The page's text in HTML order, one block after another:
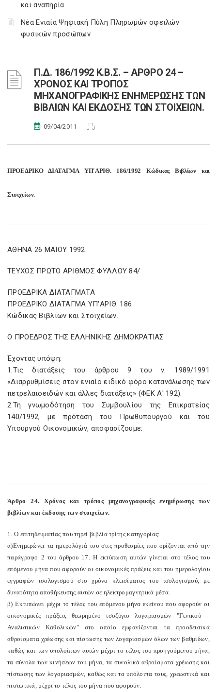
και αναπηρία
Νέα Ενιαία Ψηφιακή Πύλη Πληρωμών οφειλών
φυσικών προσώπων
Π.Δ. 186/1992 Κ.Β.Σ. – ΑΡΘΡΟ 24 –
ΧΡΟΝΟΣ ΚΑΙ ΤΡΟΠΟΣ
ΜΗΧΑΝΟΓΡΑΦΙΚΗΣ ΕΝΗΜΕΡΩΣΗΣ ΤΩΝ
ΒΙΒΛΙΩΝ ΚΑΙ ΕΚΔΟΣΗΣ ΤΩΝ ΣΤΟΙΧΕΙΩΝ.
09/04/2011
ΠΡΟΕΔΡΙΚΟ ΔΙΑΤΑΓΜΑ ΥΠ'ΑΡΙΘ. 186/1992 Κώδικας Βιβλίων και
Στοιχείων.
ΑΘΗΝΑ 26 ΜΑΪΟΥ 1992
ΤΕΥΧΟΣ ΠΡΩΤΟ ΑΡΙΘΜΟΣ ΦΥΛΛΟΥ 84/
ΠΡΟΕΔΡΙΚΑ ΔΙΑΤΑΓΜΑΤΑ
ΠΡΟΕΔΡΙΚΟ ΔΙΑΤΑΓΜΑ ΥΠ'ΑΡΙΘ. 186
Κώδικας Βιβλίων και Στοιχείων.
Ο ΠΡΟΕΔΡΟΣ ΤΗΣ ΕΛΛΗΝΙΚΗΣ ΔΗΜΟΚΡΑΤΙΑΣ
Έχοντας υπόψη:
1.Τις διατάξεις του άρθρου 9 του ν. 1989/1991
«Διαρρυθμίσεις στον ενιαίο ειδικό φόρο κατανάλωσης των
πετρελαιοειδών και άλλες διατάξεις» (ΦΕΚ Α' 192).
2.Τη γνωμοδότηση του Συμβουλίου της Επικρατείας
140/1992, με πρόταση του Πρωθυπουργού και του
Υπουργού Οικονομικών, αποφασίζουμε:
Άρθρο 24. Χρόνος και τρόπος μηχανογραφικής ενημέρωσης των
βιβλίων και έκδοσης των στοιχείων.
1. Ο επιτηδευματίας που τηρεί βιβλία τρίτης κατηγορίας:
α)Ενημερώνει τα ημερολόγιά του στις προθεσμίες που ορίζονται από την
παράγραφο 2 του άρθρου 17. Η εκτύπωση αυτών γίνεται στο τέλος του
επόμενου μήνα που αφορούν οι οικονομικές πράξεις και του ημερολογίου
εγγραφών ισολογισμού στο χρόνο κλεισίματος του ισολογισμού, με
δυνατότητα αποθήκευσης αυτών σε ηλεκτρομαγνητικά μέσα.
β) Εκτυπώνει μέχρι το τέλος του επόμενου μήνα εκείνου που αφορούν οι
οικονομικές πράξεις θεωρημένο ισοζύγιο λογαριασμών "Γενικού –
Αναλυτικών Καθολικών" στο οποίο εμφανίζονται τα προοδευτικά
αθροίσματα χρέωσης και πίστωσης των λογαριασμών όλων των βαθμίδων,
καθώς και των υπολοίπων αυτών μέχρι το τέλος του προηγούμενου μήνα,
τα σύνολα των κινήσεων του μήνα, τα συνολικά αθροίσματα χρέωσης και
πίστωσης των λογαριασμών, καθώς και τα υπόλοιπα τους, χρεωστικά και
πιστωτικά, μέχρι το τέλος του μήνα που αφορούν.